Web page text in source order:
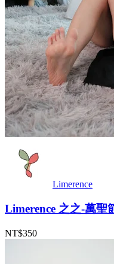
Limerence
Limerence 之之-萬聖
NT$350